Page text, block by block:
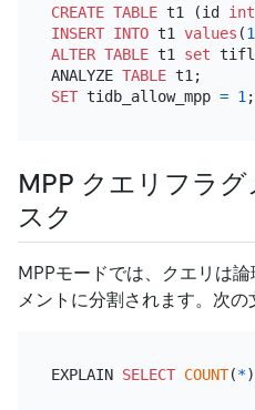
CREATE TABLE t1 (id int
INSERT INTO t1 values (1
ALTER TABLE t1 set
ANALYZE TABLE
SET tidb_allow_mpp = 1
MPP クエリフラグ
スク
MPPモードでは、クエリは
メントに分割されます。次の
EXPLAIN SELECT COUNT(*)